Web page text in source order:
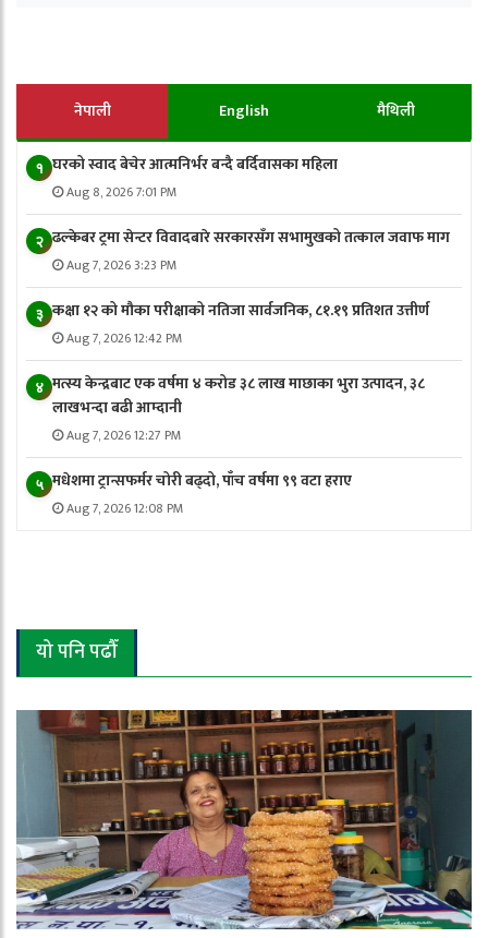
नेपाली English मैथिली
१ घरको स्वाद बेचेर आत्मनिर्भर बन्दै बर्दिवासका महिला
Aug 8, 2026 7:01 PM
२ ढल्केबर ट्रमा सेन्टर विवादबारे सरकारसँग सभामुखको तत्काल जवाफ माग
Aug 7, 2026 3:23 PM
३ कक्षा १२ को मौका परीक्षाको नतिजा सार्वजनिक, ८१.१९ प्रतिशत उत्तीर्ण
Aug 7, 2026 12:42 PM
४ मत्स्य केन्द्रबाट एक वर्षमा ४ करोड ३८ लाख माछाका भुरा उत्पादन, ३८
लाखभन्दा बढी आम्दानी
Aug 7, 2026 12:27 PM
५ मधेशमा ट्रान्सफर्मर चोरी बढ्दो, पाँच वर्षमा ९९ वटा हराए
Aug 7, 2026 12:08 PM
यो पनि पढौँ